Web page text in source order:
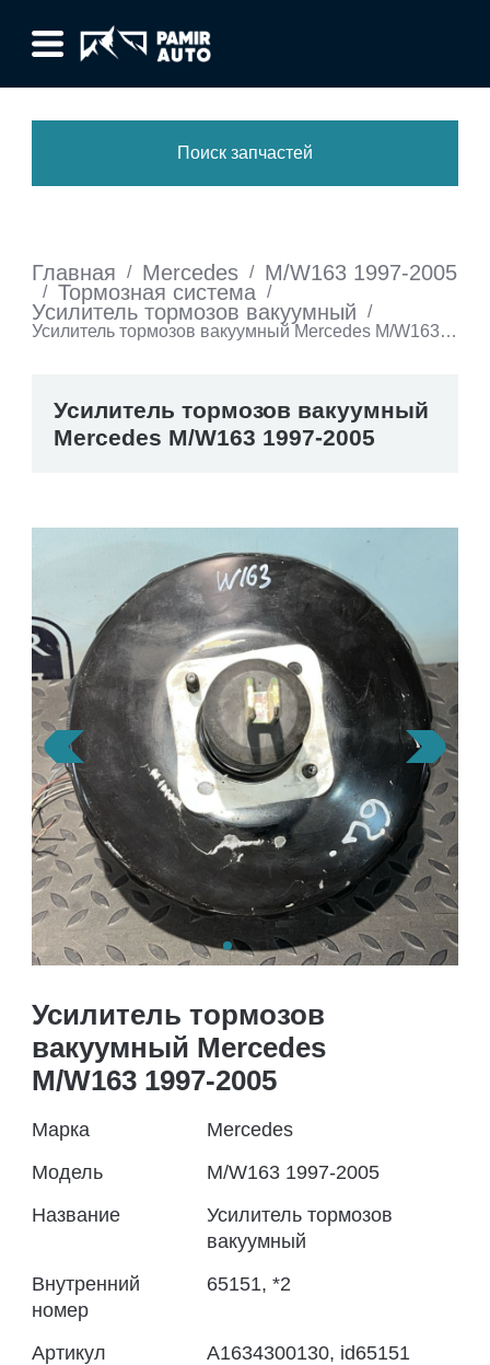
Поиск запчастей
Главная / Mercedes / M/W163 1997-2005
/ Тормозная система /
Усилитель тормозов вакуумный
/
Усилитель тормозов вакуумный Mercedes M/W163
Усилитель тормозов вакуумный
Mercedes M/W163 1997-2005
Усилитель тормозов
вакуумный Mercedes
M/W163 1997-2005
Марка
Mercedes
Модель
M/W163 1997-2005
Название
Усилитель тормозов
вакуумный
Внутренний
номер
65151, *2
Артикул
A1634300130, id65151